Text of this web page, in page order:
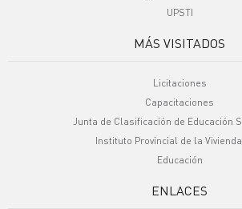
UPSTI
MÁS VISITADOS
Licitaciones
Capacitaciones
Junta de Clasificación de Educación
Instituto Provincial de la Vivienda
Educación
ENLACES